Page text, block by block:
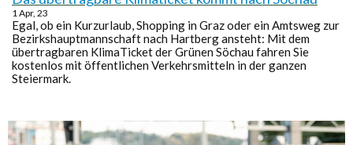
1 Apr, 23
Egal, ob ein Kurzurlaub, Shopping in Graz oder ein Amtsweg zur
Bezirkshauptmannschaft nach Hartberg ansteht: Mit dem
übertragbaren KlimaTicket der Grünen Söchau fahren Sie
kostenlos mit öffentlichen Verkehrsmitteln in der ganzen
Steiermark.